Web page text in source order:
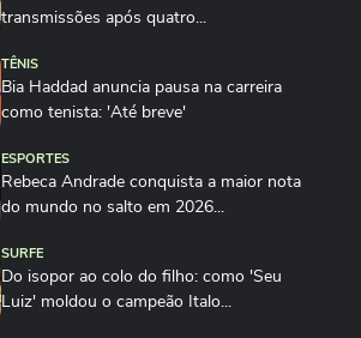
transmissões após quatro...
TÊNIS
Bia Haddad anuncia pausa na carreira
como tenista: 'Até breve'
ESPORTES
Rebeca Andrade conquista a maior nota
do mundo no salto em 2026...
SURFE
Do isopor ao colo do filho: como 'Seu
Luiz' moldou o campeão Italo...